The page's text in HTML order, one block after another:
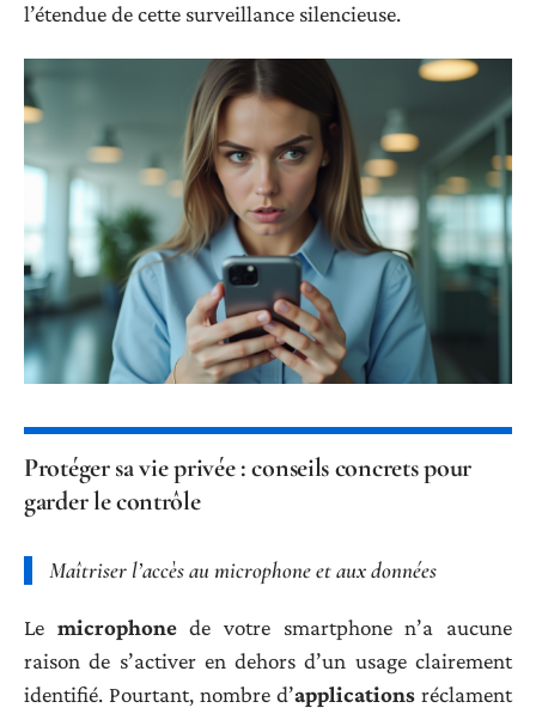
l’étendue de cette surveillance silencieuse.
Protéger sa vie privée : conseils concrets pour
garder le contrôle
Maîtriser l’accès au microphone et aux données
Le microphonede votre smartphone n’a aucune
raison de s’activer en dehors d’un usage clairement
identifié. Pourtant, nombre d’applications réclament